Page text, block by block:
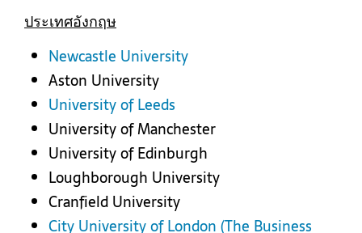
ประเทศอังกฤษ
Newcastle University
Aston University
University of Leeds
University of Manchester
University of Edinburgh
Loughborough University
Cranfield University
City University of London (The Business